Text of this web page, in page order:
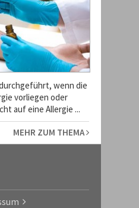
wenn die
vorliegen oder
auf eine Allergie ...
MEHR ZUM THEMA